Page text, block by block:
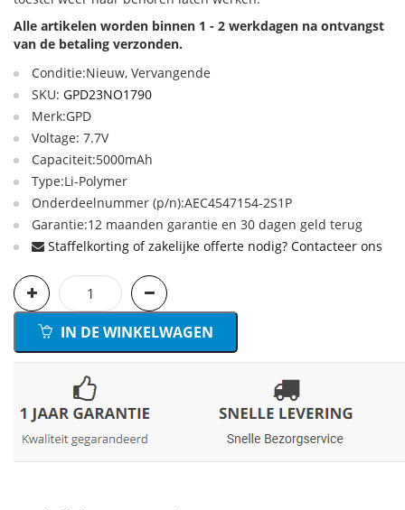
Alle artikelen worden binnen 1 - 2 werkdagen na ontvangst
van de betaling verzonden.
Conditie:Nieuw, Vervangende
SKU: GPD23NO1790
Merk:GPD
Voltage: 7.7V
Capaciteit:5000mAh
Type:Li-Polymer
Onderdeelnummer (p/n):AEC4547154-2S1P
Garantie:12 maanden garantie en 30 dagen geld terug
Staffelkorting of zakelijke offerte nodig? Contacteer ons
IN DE WINKELWAGEN